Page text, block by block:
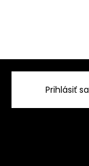
Prihlásiť sa